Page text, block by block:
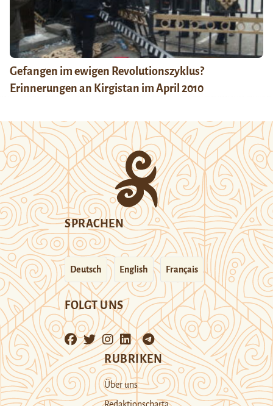
Gefangen im ewigen Revolutionszyklus?
Erinnerungen an Kirgistan im April 2010
SPRACHEN
Deutsch English Français
FOLGT UNS
RUBRIKEN
Über uns